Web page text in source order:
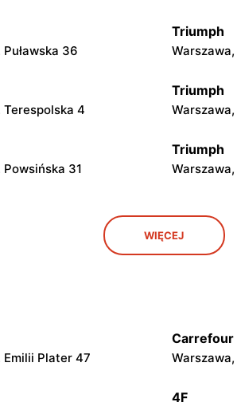
36
Triumph
Terespolska 4
Triumph
31
Triumph
Triumph
Warszawa,
Czerwca 1976 Roku
Triumph
WIĘCEJ
Emilii Plater 47
Carrefour
4F